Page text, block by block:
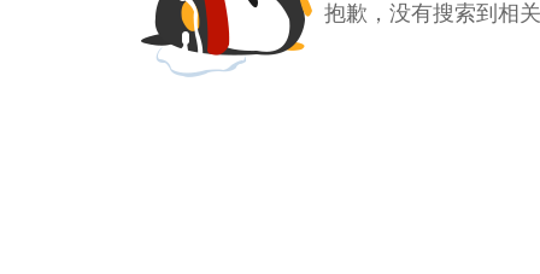
抱歉，没有搜索到相